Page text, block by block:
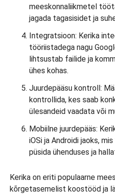
meeskonnaliikmetel
jagada tagasisidet ja
Integratsioon: Kerika
tööriistadega nagu
lihtsustab failide ja
ühes kohas.
Juurdepääsu kontroll:
kontrollida, kes saab
ülesandeid vaadata või
Mobiilne juurdepääs:
iOSi ja Androidi jaoks,
püsida ühenduses ja
Kerika on eriti populaarne
kõrgetasemelist koostööd ja